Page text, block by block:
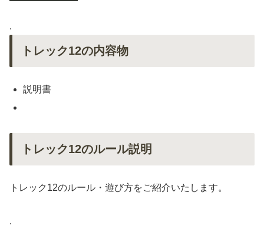
.
トレック12の内容物
説明書
トレック12のルール説明
トレック12のルール・遊び方をご紹介いたします。
.